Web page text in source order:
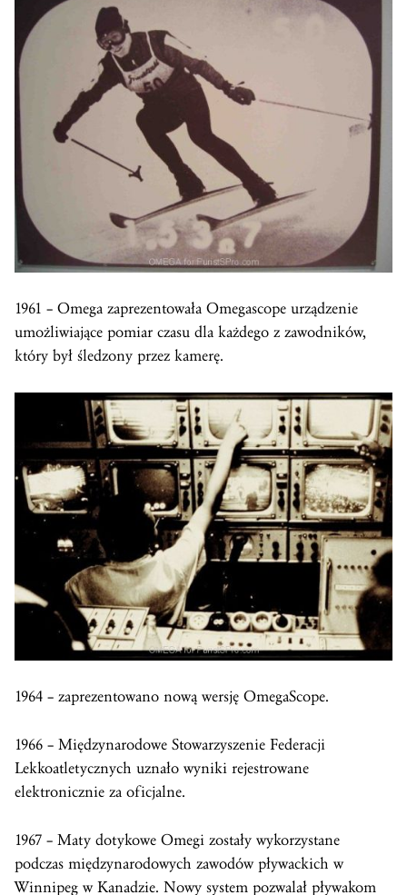
1961 – Omega zaprezentowała Omegascope urządzenie
umożliwiające pomiar czasu dla każdego z zawodników,
który był śledzony przez kamerę.
1964 – zaprezentowano nową wersję OmegaScope.
1966 – Międzynarodowe Stowarzyszenie Federacji
Lekkoatletycznych uznało wyniki rejestrowane
elektronicznie za oficjalne.
1967 – Maty dotykowe Omegi zostały wykorzystane
podczas międzynarodowych zawodów pływackich w
Winnipeg w Kanadzie. Nowy system pozwalał pływakom